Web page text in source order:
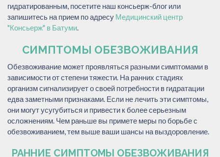
гидратированным, посетите наш консьерж-блог или
запишитесь на прием по адресу Медицинский центр
"Консьерж" в Батуми.
СИМПТОМЫ ОБЕЗВОЖИВАНИЯ
Обезвоживание может проявляться разными симптомами в
зависимости от степени тяжести. На ранних стадиях
организм сигнализирует о своей потребности в гидратации
едва заметными признаками. Если не лечить эти симптомы,
они могут усугубиться и привести к более серьезным
осложнениям. Чем раньше вы примете меры по борьбе с
обезвоживанием, тем выше ваши шансы на выздоровление.
РАННИЕ СИМПТОМЫ ОБЕЗВОЖИВАНИЯ